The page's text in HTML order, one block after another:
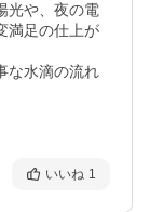
光や、夜の電
満足の仕上が
な水滴の流れ
いいね 1